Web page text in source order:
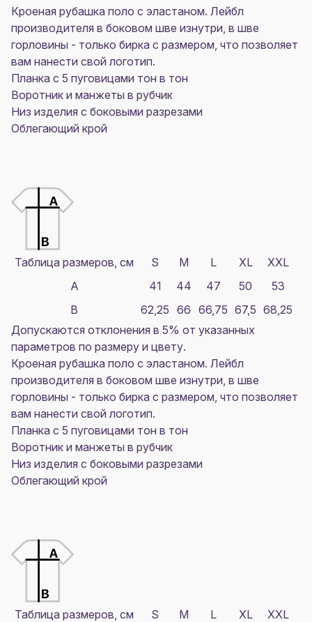
Кроеная рубашка поло с эластаном. Лейбл
производителя в боковом шве изнутри, в шве
горловины - только бирка с размером, что позволяет
вам нанести свой логотип.
Планка с 5 пуговицами тон в тон
Воротник и манжеты в рубчик
Низ изделия с боковыми разрезами
Облегающий крой
Таблица размеров, см S M L XL
XXL
A
41 44 47 50
53
B
62,25 66 66,75 67,5 68,25
Допускаются отклонения в 5% от указанных
параметров по размеру и цвету.
Кроеная рубашка поло с эластаном. Лейбл
производителя в боковом шве изнутри, в шве
горловины - только бирка с размером, что позволяет
вам нанести свой логотип.
Планка с 5 пуговицами тон в тон
Воротник и манжеты в рубчик
Низ изделия с боковыми разрезами
Облегающий крой
Таблица размеров, см S M L XL
XXL